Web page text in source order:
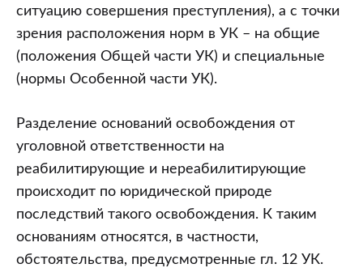
ситуацию совершения преступления), а с точки
зрения расположения норм в УК – на общие
(положения Общей части УК) и специальные
(нормы Особенной части УК).
Разделение оснований освобождения от
уголовной ответственности на
реабилитирующие и нереабилитирующие
происходит по юридической природе
последствий такого освобождения. К таким
основаниям относятся, в частности,
обстоятельства, предусмотренные гл. 12 УК.